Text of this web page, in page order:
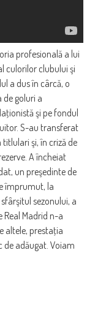
profesională a lui
culorilor clubului şi
a dus în cârcă, o
de goluri a
şi pe fondul
S-au transferat
şi, în criză de
A încheiat
un preşedinte de
împrumut, la
sezonului, a
Real Madrid n-a
altele, prestaţia
de adăugat. Voiam